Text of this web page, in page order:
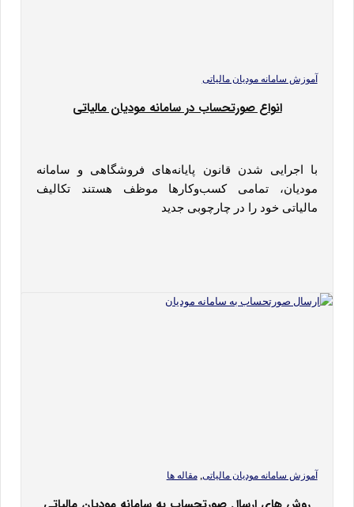
آموزش سامانه مودیان مالیاتی
انواع صورتحساب در سامانه مودیان مالیاتی
با اجرایی شدن قانون پایانه‌های فروشگاهی و سامانه
مودیان، تمامی کسب‌وکارها موظف هستند تکالیف
مالیاتی خود را در چارچوبی جدید
آموزش سامانه مودیان مالیاتی ,مقاله ها